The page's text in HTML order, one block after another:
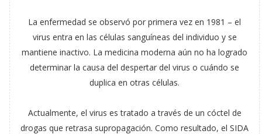
La enfermedad se observó por primera vez en 1981 – el
virus entra en las células sanguíneas del individuo y se
mantiene inactivo. La medicina moderna aún no ha logrado
determinar la causa del despertar del virus o cuándo se
duplica en otras células.
Actualmente, el virus es tratado a través de un cóctel de
drogas que retrasa supropagación. Como resultado, el SIDA